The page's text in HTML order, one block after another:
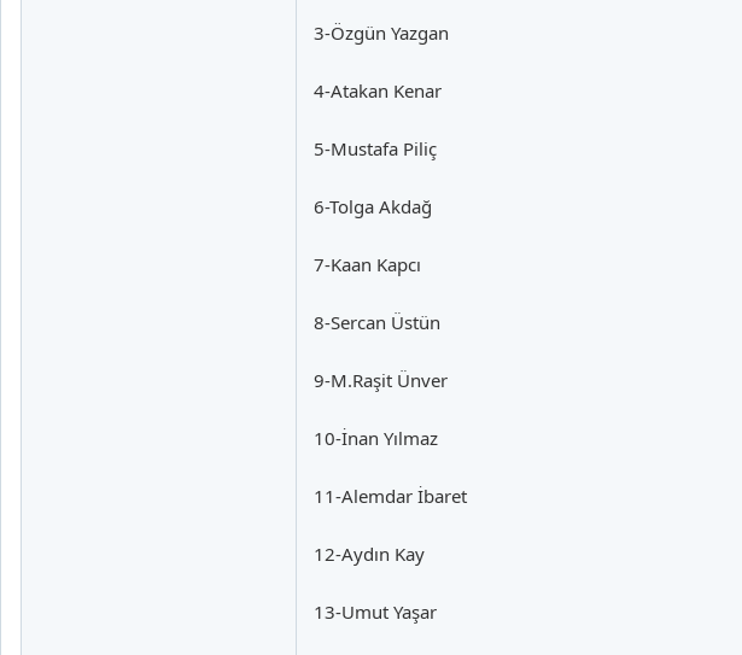
3-Özgün Yazgan
4-Atakan Kenar
5-Mustafa Piliç
6-Tolga Akdağ
7-Kaan Kapcı
8-Sercan Üstün
9-M.Raşit Ünver
10-İnan Yılmaz
11-Alemdar İbaret
12-Aydın Kay
13-Umut Yaşar